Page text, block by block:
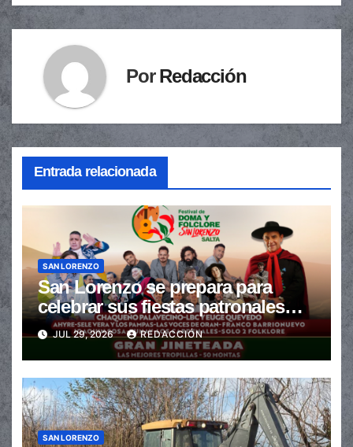
PorRedacción
Entrada relacionada
SAN LORENZO
San Lorenzo se prepara para
celebrar sus fiestas patronales
con un gran festival de Doma y
Folclore
JUL 29, 2026 REDACCIÓN
SAN LORENZO